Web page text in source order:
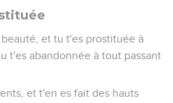
et tu t'es prostituée à
t'es abandonnée à tout passant
et t'en es fait des hauts